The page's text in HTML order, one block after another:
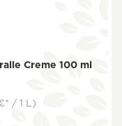
Creme 100 ml
/ 1 L)